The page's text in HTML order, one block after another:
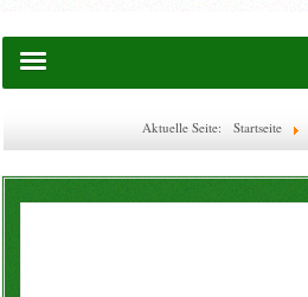
Saatgut
Aktuelle Seite: Startseite